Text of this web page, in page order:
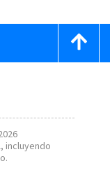
incluyendo